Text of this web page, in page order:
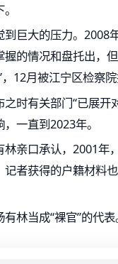
巨大的压力。2008
的情况和盘托出，
12月被江宁区检察
时有关部门“已展开
一直到2023年。
亲口承认，2001年
者获得的户籍材料
林当成“裸官”的代